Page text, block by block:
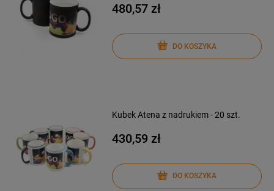
480,57 zł
DO KOSZYKA
Kubek Atena z nadrukiem - 20 szt.
430,59 zł
DO KOSZYKA